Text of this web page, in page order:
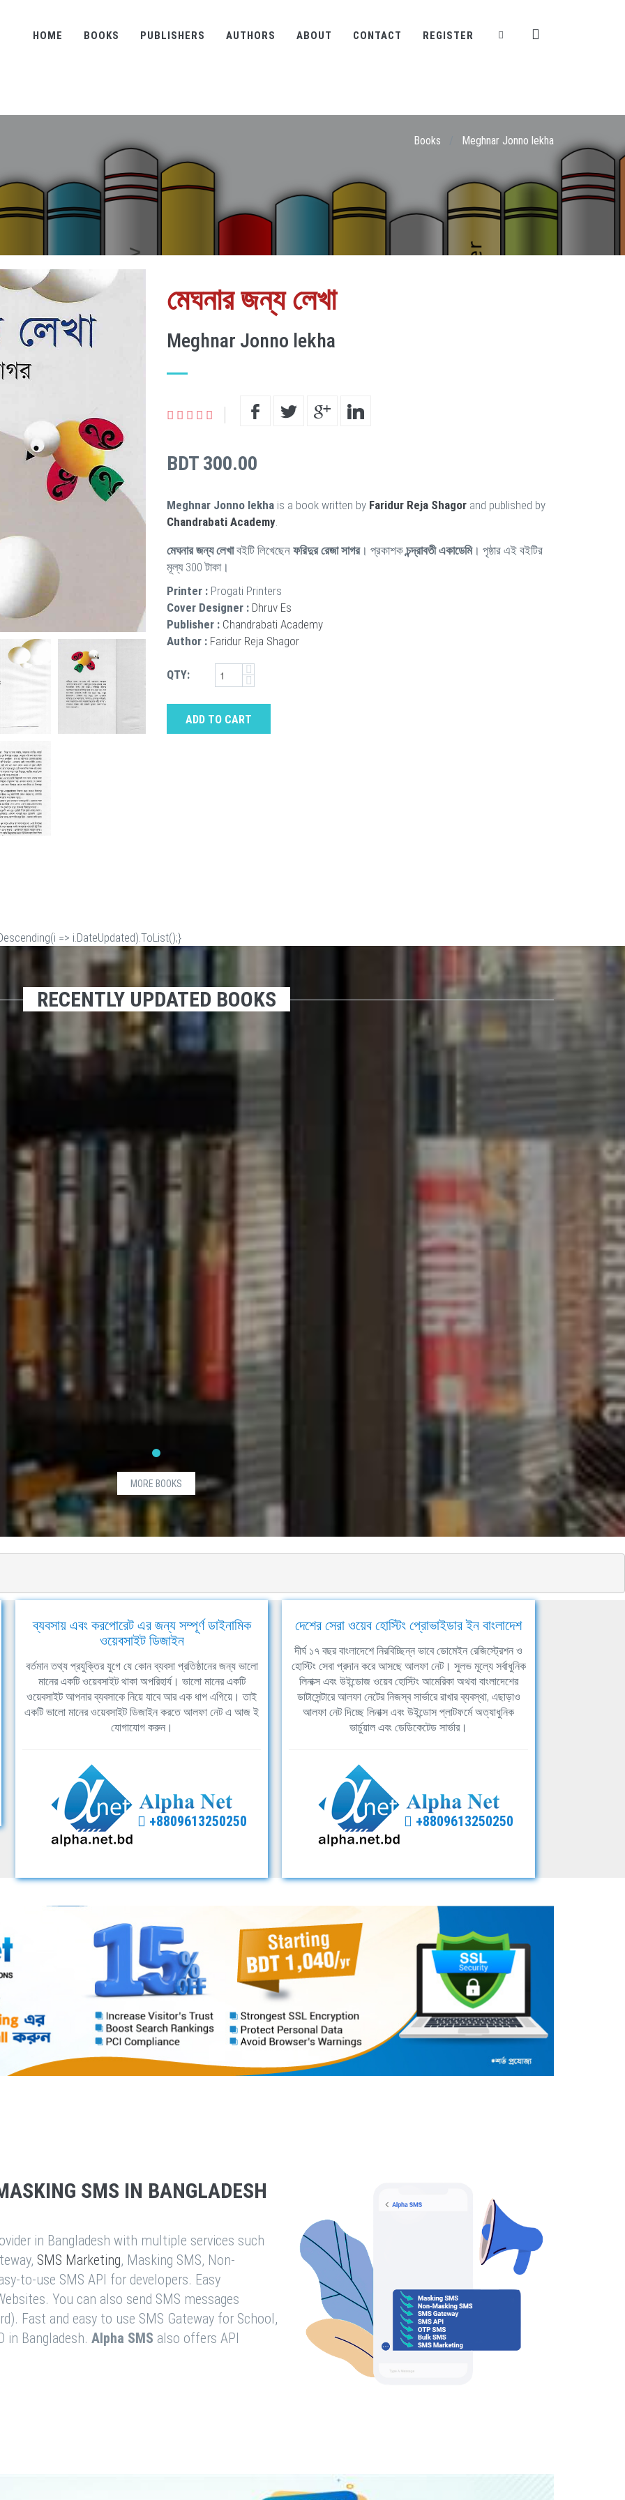
HOME BOOKS PUBLISHERS AUTHORS ABOUT CONTACT REGISTER
Books Meghnar Jonno lekha
মেঘনার জন্য লেখা
Meghnar Jonno lekha
BDT 300.00
Meghnar Jonno lekha is a book written by Faridur Reja Shagor and published by
Chandrabati Academy.
মেঘনার জন্য লেখাবইটি লিখেছেন ফরিদুর রেজা সাগর। প্রকাশকচন্দ্রাবতী একাডেমি। পৃষ্ঠার এই বইটির
মূল্য 300 টাকা।
Printer : Progati Printers
Cover Designer : Dhruv Es
Publisher : Chandrabati Academy
Author : Faridur Reja Shagor
QTY:
ADD TO CART
=> i.DateUpdated).ToList();}
RECENTLY UPDATED BOOKS
MORE BOOKS
ব্যবসায় এবং করপোরেট এর জন্য সম্পূর্ণ ডাইনামিক
ওয়েবসাইট ডিজাইন
বর্তমান তথ্য প্রযুক্তির যুগে যে কোন ব্যবসা প্রতিষ্ঠানের জন্য ভালো
মানের একটি ওয়েবসাইট থাকা অপরিহার্য। ভালো মানের একটি
ওয়েবসাইট আপনার ব্যবসাকে নিয়ে যাবে আর এক ধাপ এগিয়ে। তাই
একটি ভালো মানের ওয়েবসাইট ডিজাইন করতে আলফা নেট এ আজ ই
যোগাযোগ করুন।
+8809613250250
দেশের সেরা ওয়েব হোস্টিং প্রোভাইডার ইন বাংলাদেশ
দীর্ঘ ১৭ বছর বাংলাদেশে নিরবিচ্ছিন্ন ভাবে ডোমেইন রেজিস্ট্রেশন ও
হোস্টিং সেবা প্রদান করে আসছে আলফা নেট। সুলভ মূল্যে সর্বাধুনিক
লিনাক্স এবং উইন্ডোজ ওয়েব হোস্টিং আমেরিকা অথবা বাংলাদেশের
ডাটাসেন্টারে আলফা নেটের নিজস্ব সার্ভারে রাখার ব্যবস্থা, এছাড়াও
আলফা নেট দিচ্ছে লিনাক্স এবং উইন্ডোস প্লাটফর্মে অত্যাধুনিক
ভার্চুয়াল এবং ডেডিকেটেড সার্ভার।
+8809613250250
SMS IN BANGLADESH
in Bangladesh with multiple services such
SMS Marketing, Masking SMS, Non-
to-use SMS API for developers. Easy
You can also send SMS messages
Fast and easy to use SMS Gateway for School,
in Bangladesh. Alpha SMS also offers API